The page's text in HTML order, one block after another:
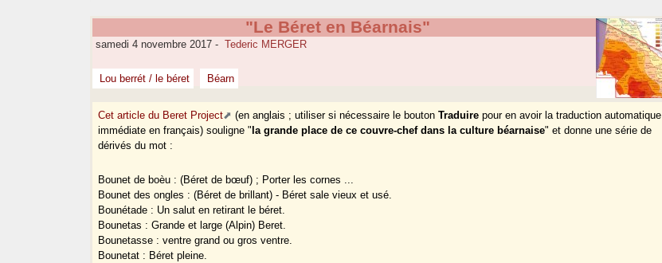
"Le Béret en Béarnais"
samedi 4 novembre 2017 - Tederic MERGER
Lou berrét / le béret Béarn
Cet article du Beret Project (en anglais ; utiliser si nécessaire le boutonTraduire pour en avoir la traduction automatique
immédiate en français) souligne " la grande place de ce couvre-chef dans la culture béarnaise" et donne une série de
dérivés du mot :
Bounet de boèu : (Béret de bœuf) ; Porter les cornes ...
Bounet des ongles : (Béret de brillant) - Béret sale vieux et usé.
Bounétade : Un salut en retirant le béret.
Bounetas : Grande et large (Alpin) Beret.
Bounetasse : ventre grand ou gros ventre.
Bounetat : Béret pleine.